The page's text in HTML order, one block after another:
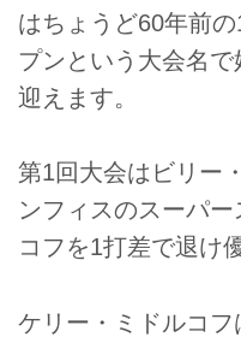
はちょうど60年前
プンという大会名
迎えます。
第1回大会はビリー
ンフィスのスーパ
コフを1打差で退け
ケリー・ミドルコ